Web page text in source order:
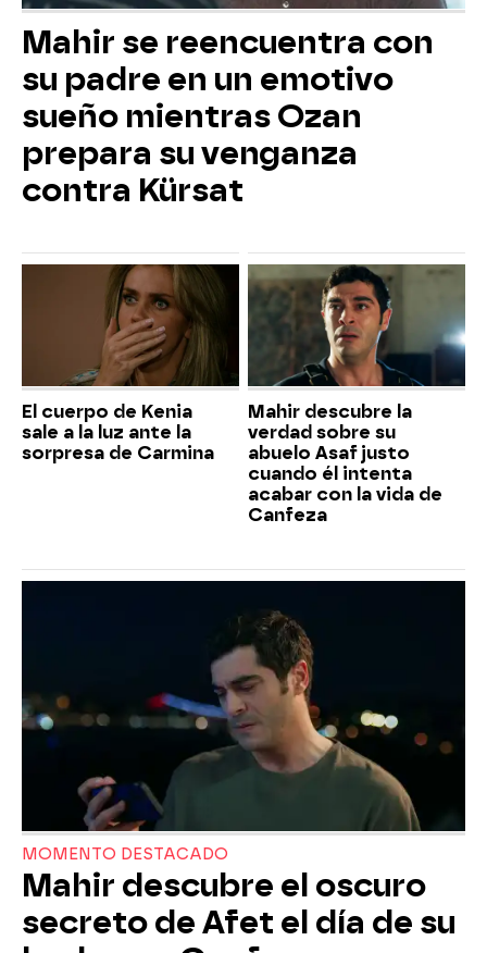
Mahir se reencuentra con
su padre en un emotivo
sueño mientras Ozan
prepara su venganza
contra Kürsat
El cuerpo de Kenia
sale a la luz ante la
sorpresa de Carmina
Mahir descubre la
verdad sobre su
abuelo Asaf justo
cuando él intenta
acabar con la vida de
Canfeza
MOMENTO DESTACADO
Mahir descubre el oscuro
secreto de Afet el día de su